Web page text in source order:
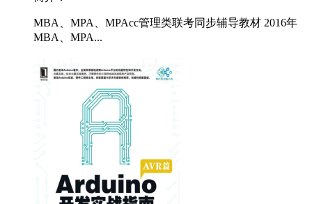
MBA、MPA、MPAcc管理类联考同步辅导教材 2016年
MBA、MPA...